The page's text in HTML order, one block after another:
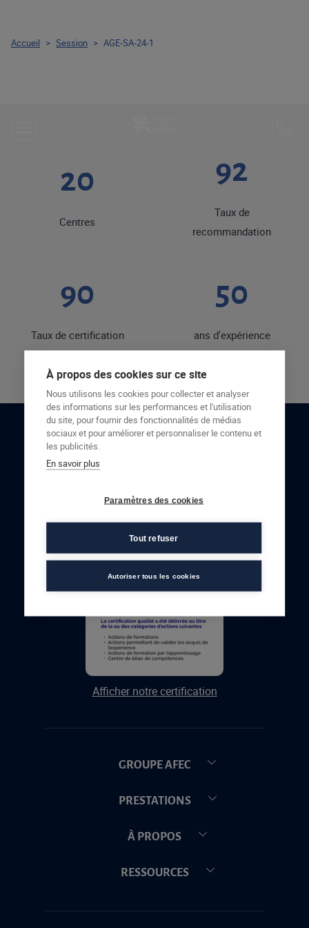
20
Centres
92
Taux de
recommandation
90
Taux de certification
50
ans d'expérience
RESTONS EN CONTACT
Afficher notre certification
GROUPE AFEC
PRESTATIONS
À PROPOS
RESSOURCES
Accueil > Session > AGE-SA-24-1
À propos des cookies sur ce site
Nous utilisons les cookies pour collecter et analyser
des informations sur les performances et l'utilisation
du site, pour fournir des fonctionnalités de médias
sociaux et pour améliorer et personnaliser le contenu et
les publicités.
En savoir plus
Paramètres des cookies
Tout refuser
Autoriser tous les cookies